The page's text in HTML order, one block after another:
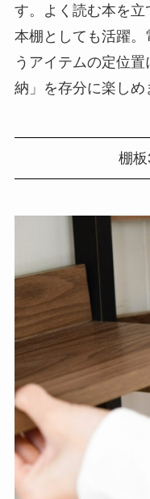
す。よく読む本を
本棚としても活躍
うアイテムの定位
納」を存分に楽しめ
棚